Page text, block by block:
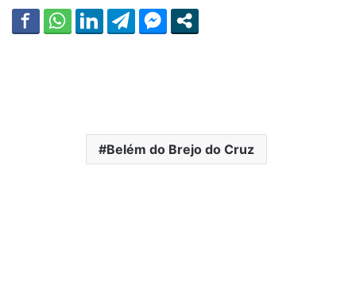
Belém do Brejo do Cruz